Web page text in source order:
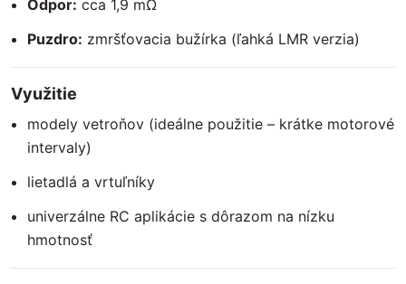
Odpor: cca 1,9 mΩ
Puzdro: zmršťovacia bužírka (ľahká LMR verzia)
Využitie
modely vetroňov (ideálne použitie – krátke motorové
intervaly)
lietadlá a vrtuľníky
univerzálne RC aplikácie s dôrazom na nízku
hmotnosť